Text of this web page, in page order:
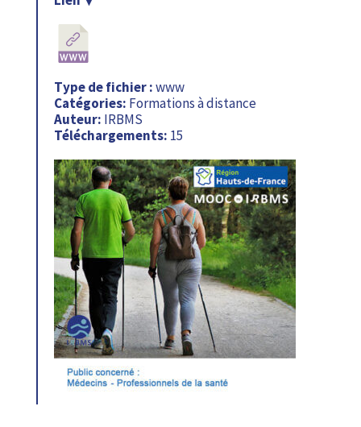
Type de fichier :www
Catégories: Formations à distance
Auteur: IRBMS
Téléchargements: 15